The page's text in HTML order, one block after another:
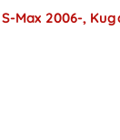
S-Max 2006-,